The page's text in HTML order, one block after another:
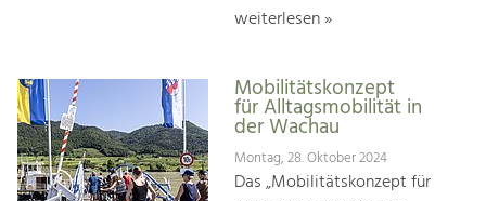
weiterlesen »
Mobilitätskonzept
für Alltagsmobilität in
der Wachau
Montag, 28. Oktober 2024
Das „Mobilitätskonzept für